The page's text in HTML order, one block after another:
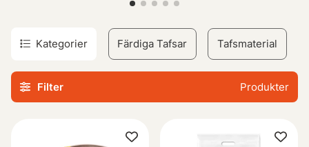
Kategorier Färdiga Tafsar Tafsmaterial
Filter Produkter